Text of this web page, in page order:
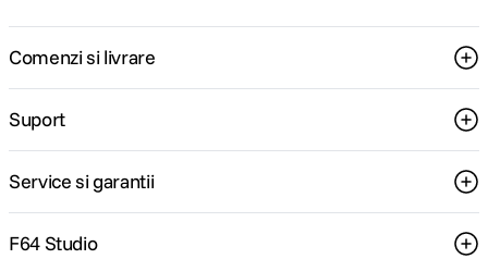
Comenzi si livrare
Suport
Service si garantii
F64 Studio